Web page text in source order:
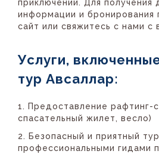
приключений. Для получения
информации и бронирования
сайт или свяжитесь с нами с
Услуги,
тур Авсаллар:
Предоставление рафтинг-
спасательный жилет, весло)
Безопасный и приятный
профессиональными гидами